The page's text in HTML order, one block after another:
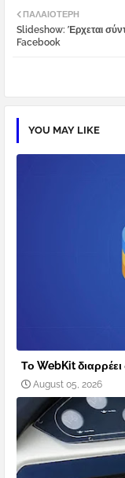
ΠΑΛΑΙΌΤΕΡΗ
Slideshow: Έρχεται
Facebook
YOU MAY LIKE
Το WebKit
August 05, 2026